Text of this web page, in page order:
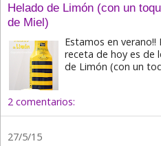
Helado de Limón (con un
de Miel)
Estamos en verano!!
receta de hoy es de
de Limón (con un
2 comentarios:
27/5/15